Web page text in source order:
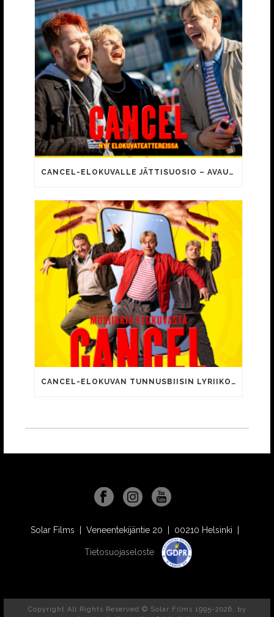
CANCEL-ELOKUVALLE JÄTTISUOSIO – AVAUSPÄIVÄNÄ JO 15 492 KATSOJAA!
CANCEL-ELOKUVAN TUNNUSBIISIN LYRIIKOISSA TUTTUJA MEEMIHOKEMIA YOUTUBE-VIDEOILTA!
Solar Films | Veneentekijäntie 20 | 00210 Helsinki |
Tietosuojaseloste
Copyright All Rights Reserved © Solar Films 1995-2026, by